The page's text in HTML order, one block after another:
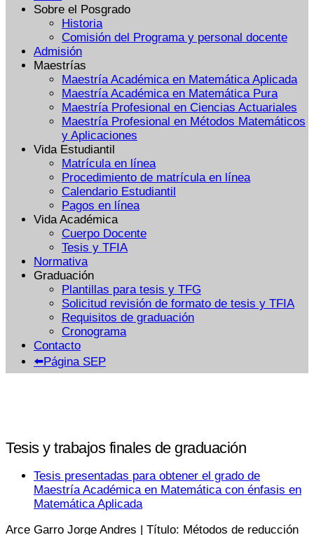
Sobre el Posgrado
Historia
Comisión del Programa y personal docente
Admisión
Maestrías
Maestría Académica en Matemática Aplicada
Maestría Académica en Matemática Pura
Maestría Profesional en Ciencias Actuariales
Maestría Profesional en Métodos Matemáticos
y Aplicaciones
Vida Estudiantil
Matrícula en línea
Procedimiento de matrícula en línea
Calendario Estudiantil
Pagos en línea
Vida Académica
Cuerpo Docente
Tesis y TFIA
Normativa
Graduación
Plantillas para tesis y TFG
Solicitud revisión de formato de tesis y TFIA
Requisitos de graduación
Cronograma
Contacto
⬅️Página SEP
Tesis y trabajos finales de graduación
Tesis presentadas para obtener el grado de
Maestría Académica en Matemática con énfasis en
Matemática Aplicada
Arce Garro Jorge Andres | Título: Métodos de reducción